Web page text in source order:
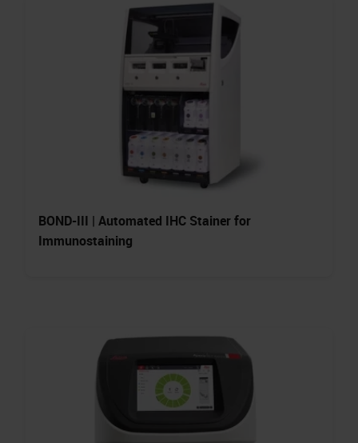
BOND-III | Automated IHC Stainer for
Immunostaining